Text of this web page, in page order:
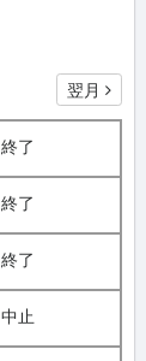
翌月
終了
終了
終了
中止